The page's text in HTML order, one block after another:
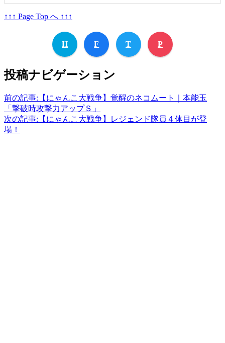
↑↑↑ Page Top へ ↑↑↑
H F T P
投稿ナビゲーション
前の記事: 【にゃんこ大戦争】覚醒のネコムート｜本能玉
「撃破時攻撃力アップＳ」
次の記事: 【にゃんこ大戦争】レジェンド隊員４体目が登
場！